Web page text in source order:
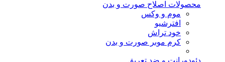
محصولات اصلاح صورت و بدن
موم و وکس
افترشیو
خود تراش
کرم موبر صورت و بدن
دئودورانت و ضد تعریق